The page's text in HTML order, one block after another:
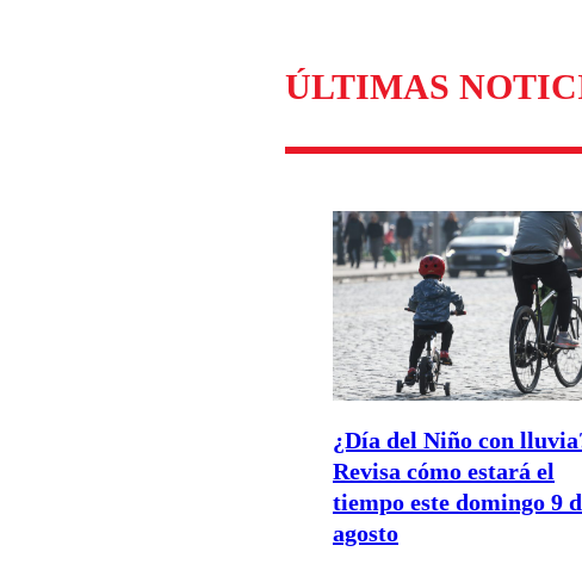
ÚLTIMAS
¿Día del Niño con
Revisa cómo estará el
tiempo este domingo 9
agosto